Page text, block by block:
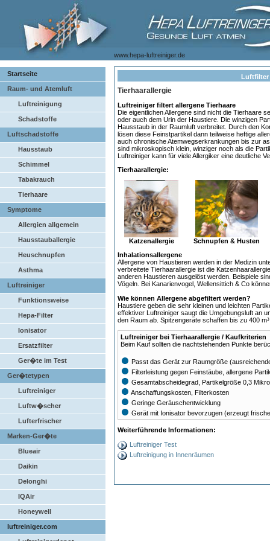
www.hepa-luftreiniger.de
Luftfilter
Tierhaarallergie
Luftreiniger filtert allergene Tierhaare
Die eigentlichen Allergene sind nicht die Tierhaare
oder auch dem Urin der Haustiere. Die winzigen
Hausstaub in der Raumluft verbreitet. Durch den
lösen diese Feinstpartikel dann teilweise heftige
auch chronische Atemwegserkrankungen bis zur
sind mikroskopisch klein, winziger noch als die
Luftreiniger kann für viele Allergiker eine deutliche
Tierhaarallergie:
Katzenallergie
Schnupfen & Husten
Inhalationsallergene
Allergene von Haustieren werden in der Medizin
verbreitete Tierhaarallergie ist die
anderen Haustieren ausgelöst werden. Beispiele
Vögeln. Bei Kanarienvogel, Wellensittich & Co
Wie können Allergene abgefiltert werden?
Haustiere geben die sehr kleinen und leichten
effektiver Luftreiniger saugt die Umgebungsluft an
den Raum ab. Spitzengeräte schaffen bis zu 400
Luftreiniger bei Tierhaarallergie / Kaufkriterien
Beim Kauf sollten die nachtstehenden Punkte
Passt das Gerät zur Raumgröße
Filterleistung gegen Feinstäube, allergene
Gesamtabscheidegrad, Partikelgröße 0,3
Anschaffungskosten, Filterkosten
Geringe Geräuschentwicklung
Gerät mit Ionisator bevorzugen (erzeugt
Weiterführende Informationen:
Luftreiniger Test
Luftreinigung in Innenräumen
Startseite
Raum- und Atemluft
Luftreinigung
Schadstoffe
Luftschadstoffe
Hausstaub
Schimmel
Tabakrauch
Tierhaare
Symptome
Allergien allgemein
Hausstauballergie
Heuschnupfen
Asthma
Luftreiniger
Funktionsweise
Hepa-Filter
Ionisator
Ersatzfilter
Ger�te im Test
Ger�tetypen
Luftreiniger
Luftw�scher
Lufterfrischer
Marken-Ger�te
Blueair
Daikin
Delonghi
IQAir
Honeywell
luftreiniger.com